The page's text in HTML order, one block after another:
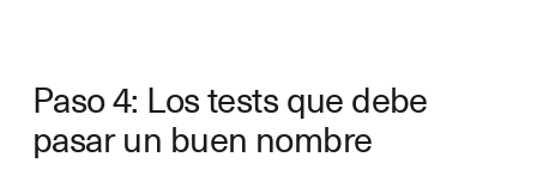
Paso 4: Los tests que debe
pasar un buen nombre